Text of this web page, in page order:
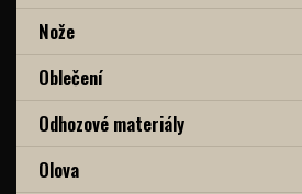
Nože
Oblečení
Odhozové materiály
Olova